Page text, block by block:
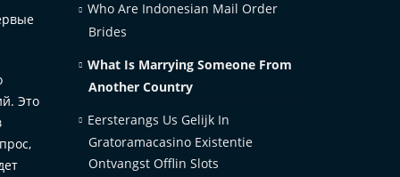
Это
Who Are Indonesian Mail Order
Brides
What Is Marrying Someone From
Another Country
Eersterangs Us Gelijk In
Gratoramacasino Existentie
Ontvangst Offlin Slots